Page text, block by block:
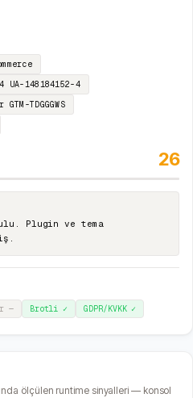
UA-148184152-4
GTM-TDGGGWS
26
Plugin ve tema
— Brotli✓ GDPR/KVKK✓
ölçülen runtime sinyalleri — konsol